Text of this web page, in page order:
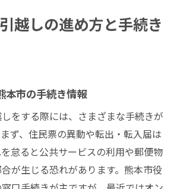
越しの進め方と手続き
本市の手続き情報
をする際には、さまざまな手続きが
ず、住民票の異動や転出・転入届は
怠ると公共サービスの利用や郵便物
が生じる恐れがあります。熊本市役